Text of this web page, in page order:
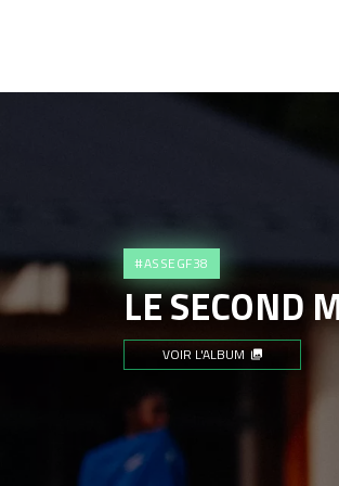
#ASSEGF38
LE SECOND
VOIR L'ALBUM